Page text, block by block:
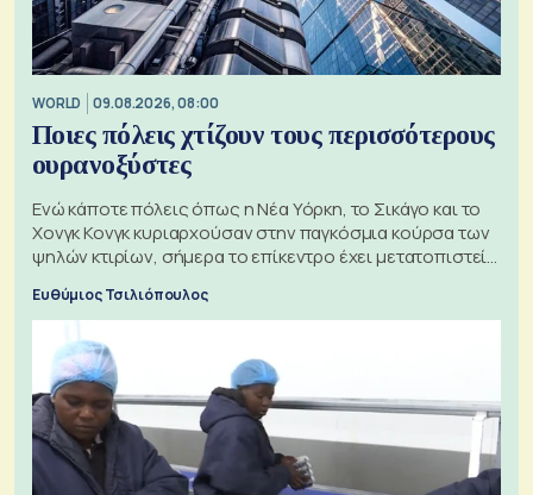
WORLD 09.08.2026, 08:00
Ποιες πόλεις χτίζουν τους περισσότερους
ουρανοξύστες
Ενώ κάποτε πόλεις όπως η Νέα Υόρκη, το Σικάγο και το
Χονγκ Κονγκ κυριαρχούσαν στην παγκόσμια κούρσα των
ψηλών κτιρίων, σήμερα το επίκεντρο έχει μετατοπιστεί
Ευθύμιος Τσιλιόπουλος